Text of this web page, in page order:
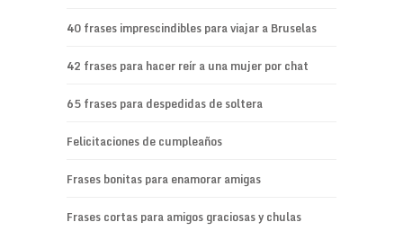
40 frases imprescindibles para viajar a Bruselas
42 frases para hacer reír a una mujer por chat
65 frases para despedidas de soltera
Felicitaciones de cumpleaños
Frases bonitas para enamorar amigas
Frases cortas para amigos graciosas y chulas